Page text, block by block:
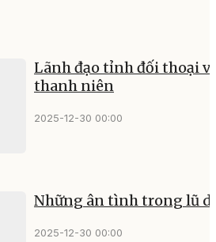
Lãnh đạo tỉnh đối thoại
thanh niên
2025-12-30 00:00
Những ân tình trong lũ
2025-12-30 00:00